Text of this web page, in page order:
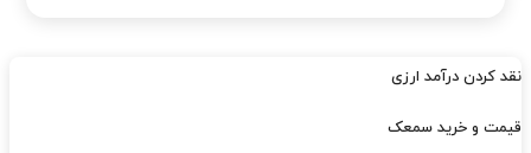
نقد کردن درآمد ارزی
قیمت و خرید سمعک